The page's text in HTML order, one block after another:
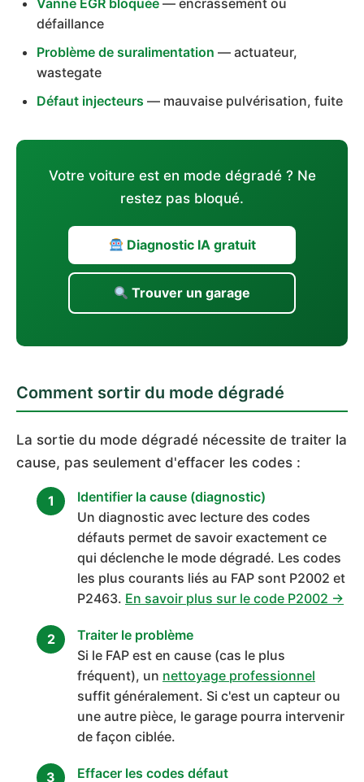
Vanne EGR bloquée — encrassement ou
défaillance
Problème de suralimentation — actuateur,
wastegate
Défaut injecteurs — mauvaise pulvérisation, fuite
Votre voiture est en mode dégradé ? Ne
restez pas bloqué.
Diagnostic IA gratuit
Trouver un garage
Comment sortir du mode dégradé
La sortie du mode dégradé nécessite de traiter la
cause, pas seulement d'effacer les codes :
Identifier la cause (diagnostic)
Un diagnostic avec lecture des codes
défauts permet de savoir exactement ce
qui déclenche le mode dégradé. Les codes
les plus courants liés au FAP sont P2002 et
P2463. En savoir plus sur le code P2002 →
Traiter le problème
Si le FAP est en cause (cas le plus
fréquent), un nettoyage professionnel
suffit généralement. Si c'est un capteur ou
une autre pièce, le garage pourra intervenir
de façon ciblée.
Effacer les codes défaut